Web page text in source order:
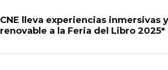
CNE lleva experiencias inmersivas
renovable a la Feria del Libro 2025*